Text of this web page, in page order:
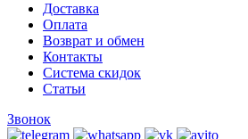
Доставка
Оплата
Возврат и обмен
Контакты
Система скидок
Статьи
Звонок